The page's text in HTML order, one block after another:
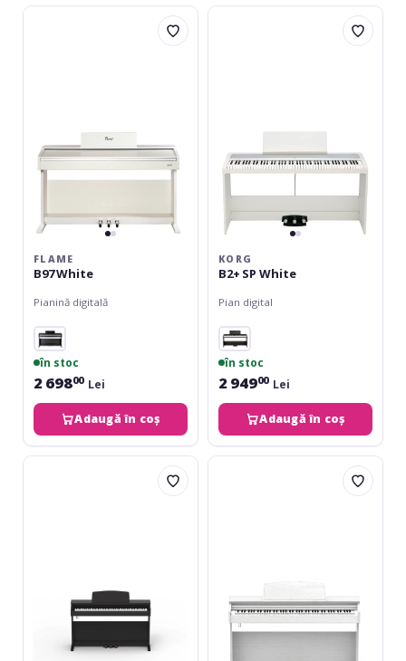
Flame
FLAME
B97 White
Pianină digitală
în stoc
2 69800 Lei
Adaugă în coș
Korg
KORG
B2+ SP White
Pian digital
în stoc
2 94900 Lei
Adaugă în coș
Orla
Orla